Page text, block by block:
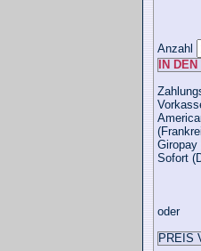
Anzahl
IN
Giropay
Sofort
oder
PREIS